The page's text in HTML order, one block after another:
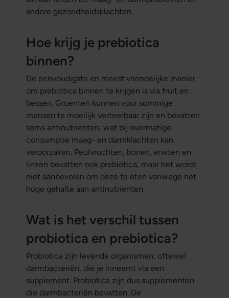
andere gezondheidsklachten.
Hoe krijg je prebiotica
binnen?
De eenvoudigste en meest vriendelijke manier
om prebiotica binnen te krijgen is via fruit en
bessen. Groenten kunnen voor sommige
mensen te moeilijk verteerbaar zijn en bevatten
soms antinutriënten, wat bij overmatige
consumptie maag- en darmklachten kan
veroorzaken. Peulvruchten, bonen, erwten en
linzen bevatten ook prebiotica, maar het wordt
niet aanbevolen om deze te eten vanwege het
hoge gehalte aan antinutriënten.
Wat is het verschil tussen
probiotica en prebiotica?
Probiotica zijn levende organismen, oftewel
darmbacteriën, die je inneemt via een
supplement. Probiotica zijn dus supplementen
die darmbacteriën bevatten. De